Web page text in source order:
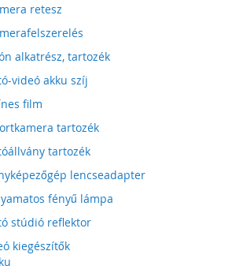
retesz
alkatrész, tartozék
videó akku szíj
film
tartozék
tartozék
lencseadapter
fényű lámpa
stúdió reflektor
kiegészítők